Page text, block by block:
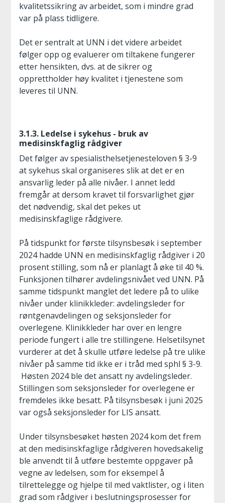
kvalitetssikring av arbeidet, som i mindre grad
var på plass tidligere.
Det er sentralt at UNN i det videre arbeidet
følger opp og evaluerer om tiltakene fungerer
etter hensikten, dvs. at de sikrer og
opprettholder høy kvalitet i tjenestene som
leveres til UNN.
3.1.3. Ledelse i sykehus - bruk av
medisinskfaglig rådgiver
Det følger av spesialisthelsetjenesteloven § 3-9
at sykehus skal organiseres slik at det er en
ansvarlig leder på alle nivåer. I annet ledd
fremgår at dersom kravet til forsvarlighet gjør
det nødvendig, skal det pekes ut
medisinskfaglige rådgivere.
På tidspunkt for første tilsynsbesøk i september
2024 hadde UNN en medisinskfaglig rådgiver i 20
prosent stilling, som nå er planlagt å øke til 40 %.
Funksjonen tilhører avdelingsnivået ved UNN. På
samme tidspunkt manglet det ledere på to ulike
nivåer under klinikkleder: avdelingsleder for
røntgenavdelingen og seksjonsleder for
overlegene. Klinikkleder har over en lengre
periode fungert i alle tre stillingene. Helsetilsynet
vurderer at det å skulle utføre ledelse på tre ulike
nivåer på samme tid ikke er i tråd med sphl § 3-9.
Høsten 2024 ble det ansatt ny avdelingsleder.
Stillingen som seksjonsleder for overlegene er
fremdeles ikke besatt. På tilsynsbesøk i juni 2025
var også seksjonsleder for LIS ansatt.
Under tilsynsbesøket høsten 2024 kom det frem
at den medisinskfaglige rådgiveren hovedsakelig
ble anvendt til å utføre bestemte oppgaver på
vegne av ledelsen, som for eksempel å
tilrettelegge og hjelpe til med vaktlister, og i liten
grad som rådgiver i beslutningsprosesser for